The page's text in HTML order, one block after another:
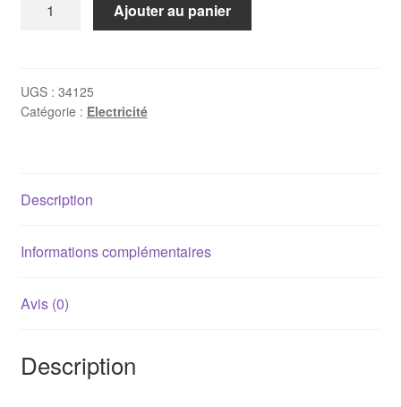
habitacle
Mercedes
Ajouter au panier
UGS : 34125
Catégorie : Electricité
Description
Informations complémentaires
Avis (0)
Description